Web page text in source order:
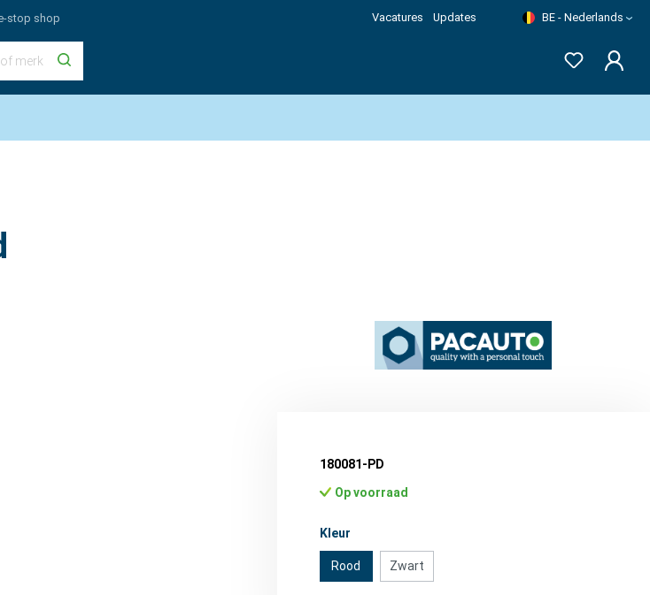
stop shop Vacatures Updates BE - Nederlands
180081-PD
Op voorraad
Selecteer
Kleur
Rood Zwart